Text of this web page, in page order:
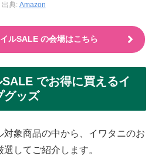
出典: Amazon
ルSALE の会場はこちら
でお得に買えるイ
グッズ
対象商品の中から、イワタニのお
してご紹介します。